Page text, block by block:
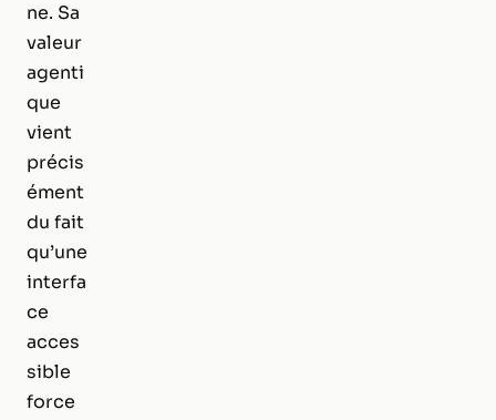
ne. Sa
valeur
agenti
que
vient
précis
ément
du fait
qu’une
interfa
ce
acces
sible
force